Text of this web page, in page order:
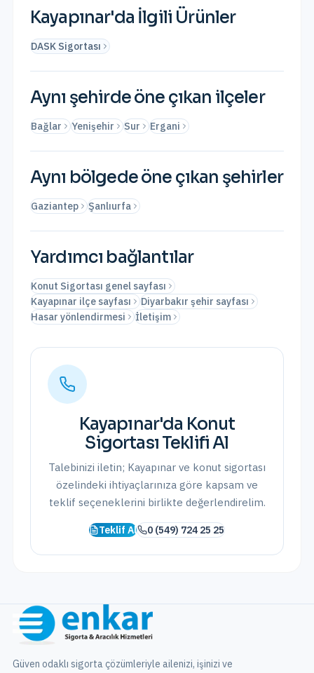
Kayapınar'da İlgili Ürünler
DASK Sigortası
Aynı şehirde öne çıkan ilçeler
Bağlar Yenişehir Sur Ergani
Aynı bölgede öne çıkan şehirler
Gaziantep Şanlıurfa
Yardımcı bağlantılar
Konut Sigortası genel sayfası
Kayapınar ilçe sayfası
Diyarbakır şehir sayfası
Hasar yönlendirmesi
İletişim
Kayapınar'da Konut
Sigortası Teklifi Al
Talebinizi iletin; Kayapınar ve konut sigortası
özelindeki ihtiyaçlarınıza göre kapsam ve
teklif seçeneklerini birlikte değerlendirelim.
Teklif Al 0 (549) 724 25 25
Güven odaklı sigorta çözümleriyle ailenizi, işinizi ve